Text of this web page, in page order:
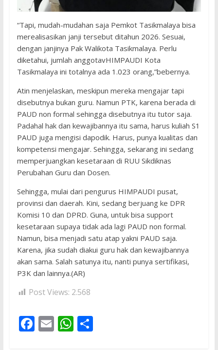
“Tapi, mudah-mudahan saja Pemkot Tasikmalaya bisa
merealisasikan janji tersebut ditahun 2026. Sesuai,
dengan janjinya Pak Walikota Tasikmalaya. Perlu
diketahui, jumlah anggotavHIMPAUDI Kota
Tasikmalaya ini totalnya ada 1.023 orang,”bebernya.
Atin menjelaskan, meskipun mereka mengajar tapi
disebutnya bukan guru. Namun PTK, karena berada di
PAUD non formal sehingga disebutnya itu tutor saja.
Padahal hak dan kewajibannya itu sama, harus kuliah S1
PAUD juga mengisi dapodik. Harus, punya kualitas dan
kompetensi mengajar. Sehingga, sekarang ini sedang
memperjuangkan kesetaraan di RUU Sikdiknas
Perubahan Guru dan Dosen.
Sehingga, mulai dari pengurus HIMPAUDI pusat,
provinsi dan daerah. Kini, sedang berjuang ke DPR
Komisi 10 dan DPRD. Guna, untuk bisa support
kesetaraan supaya tidak ada lagi PAUD non formal.
Namun, bisa menjadi satu atap yakni PAUD saja.
Karena, jika sudah diakui guru hak dan kewajibannya
akan sama. Salah satunya itu, nanti punya sertifikasi,
P3K dan lainnya.(AR)
Post Views: 2.568
F E W S